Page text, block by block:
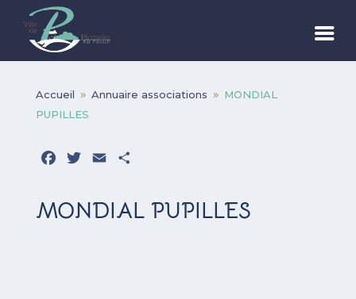
Accueil 9 Annuaire associations 9
MONDIAL
PUPILLES
Facebook
Twitter
Email
MONDIAL PUPILLES